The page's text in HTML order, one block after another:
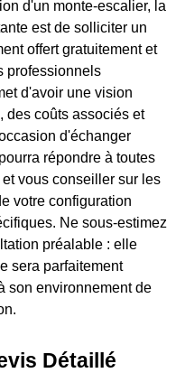
d'un monte-escalier, la
est de solliciter un
offert gratuitement et
professionnels
d'avoir une vision
des coûts associés et
d'échanger
répondre à toutes
vous conseiller sur les
votre configuration
Ne sous-estimez
préalable : elle
sera parfaitement
son environnement de
Détaillé